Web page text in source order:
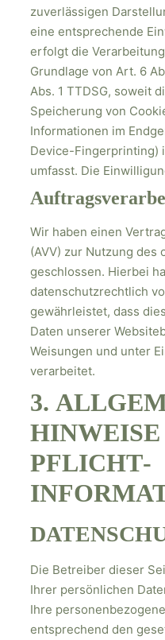
zuverlässigen
eine entsprechende
erfolgt die
Grundlage von Art. 6
Abs. 1 TTDSG, soweit
Speicherung von
Informationen im
Device-Fingerprinting)
umfasst. Die
Wir haben einen
(AVV) zur Nutzung des
geschlossen. Hierbei
datenschutzrechtlich
gewährleistet, dass
Daten unserer
Weisungen und unter
verarbeitet.
3.
HINWEISE
PFLICHT­
Die Betreiber dieser
Ihrer persönlichen
Ihre
entsprechend den